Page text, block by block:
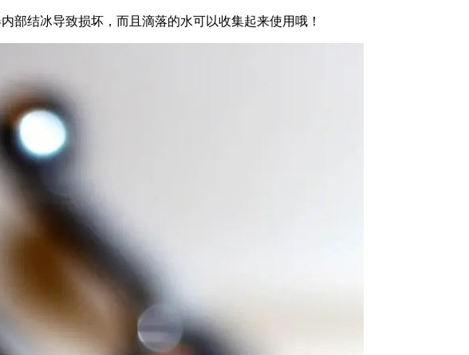
部结冰导致损坏，而且滴落的水可以收集起来使用哦！